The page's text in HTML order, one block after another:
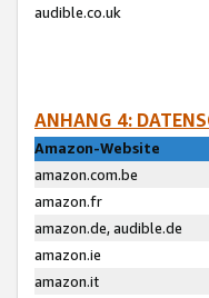
audible.co.uk
ANHANG 4:
Amazon-Website
amazon.com.be
amazon.fr
amazon.de, audible.de
amazon.ie
amazon.it